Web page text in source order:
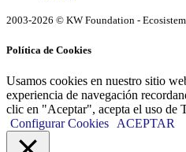
2003-2026 © KW Foundation -
Política de Cookies
Usamos cookies en nuestro sitio
experiencia de navegación
clic en "Aceptar", acepta el uso de
Configurar Cookies
ACEPTAR